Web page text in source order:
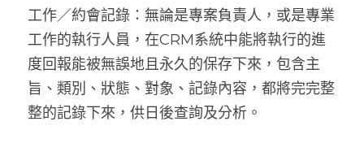
工作／約會記錄：無論是專案負責人，或是專業
工作的執行人員，在CRM系統中能將執行的進
度回報能被無誤地且永久的保存下來，包含主
旨、類別、狀態、對象、記錄內容，都將完完整
整的記錄下來，供日後查詢及分析。